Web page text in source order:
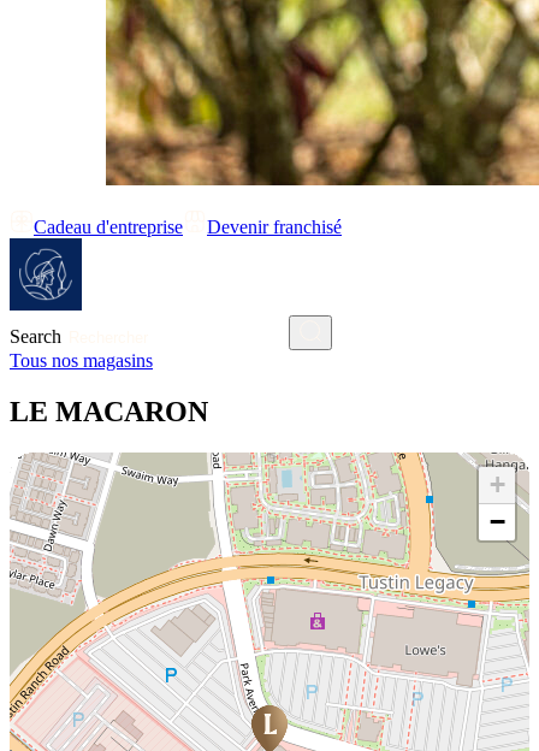
Cadeau d'entreprise Devenir franchisé
Search
Tous nos magasins
LE MACARON
+
−